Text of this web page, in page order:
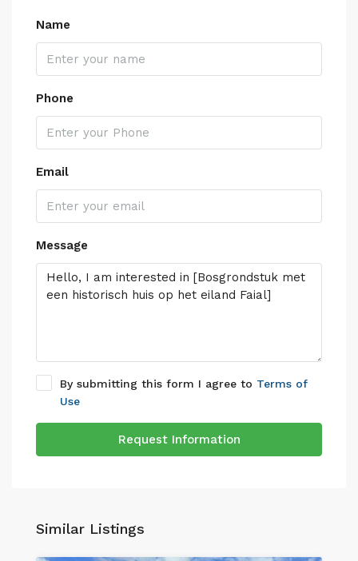
Name
Phone
Email
Message
By submitting this form I agree to Terms of
Use
Request Information
Similar Listings